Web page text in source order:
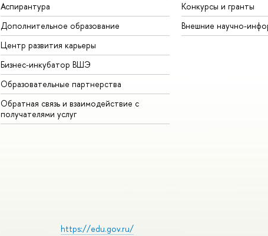
Аспирантура
Дополнительное образование
Центр развития карьеры
Бизнес-инкубатор ВШЭ
Образовательные партнерства
Обратная связь и взаимодействие с
получателями услуг
Конкурсы и гранты
Внешние научно-
https://edu.gov.ru/